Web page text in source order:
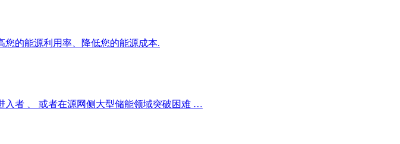
的能源利用率、降低您的能源成本.
入者 、 或者在源网侧大型储能领域突破困难 …